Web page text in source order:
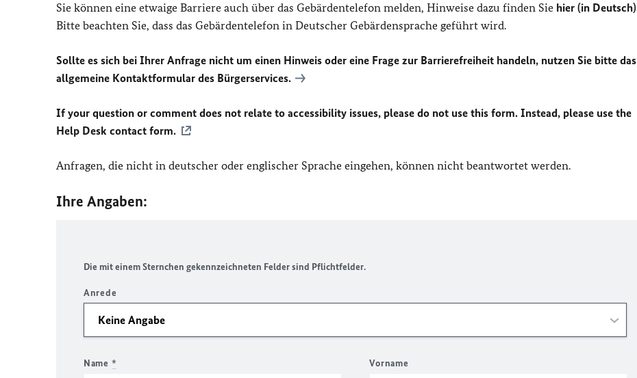
Sie können eine etwaige Barriere auch über das Gebärdentelefon melden, Hinweise dazu finden Sie hier (in Deutsch)
Bitte beachten Sie, dass das Gebärdentelefon in Deutscher Gebärdensprache geführt wird.
Sollte es sich bei Ihrer Anfrage nicht um einen Hinweis oder eine Frage zur Barrierefreiheit handeln, nutzen Sie bitte das
allgemeine Kontaktformular des Bürgerservices.
If your question or comment does not relate to accessibility issues, please do not use this form. Instead, please use the
Help Desk contact form.
Anfragen, die nicht in deutscher oder englischer Sprache eingehen, können nicht beantwortet werden.
Ihre Angaben:
Die mit einem Sternchen gekennzeichneten Felder sind Pflichtfelder.
Anrede
Name * Vorname